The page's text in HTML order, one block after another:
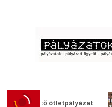
ötletpályázat